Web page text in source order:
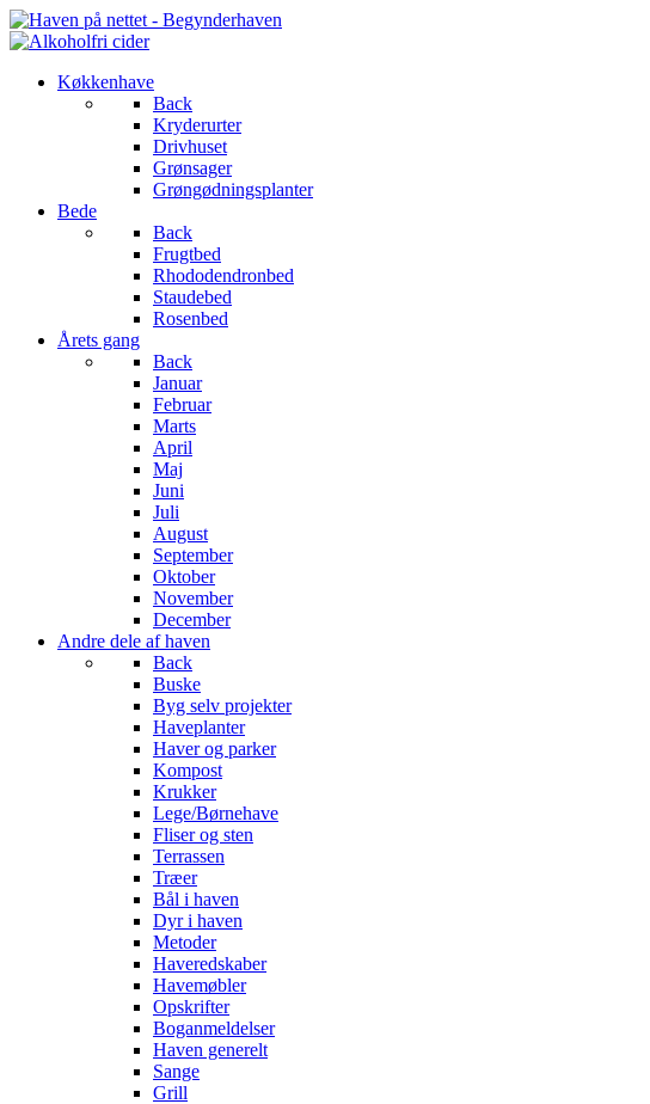
Køkkenhave
Back
Kryderurter
Drivhuset
Grønsager
Grøngødningsplanter
Bede
Back
Frugtbed
Rhododendronbed
Staudebed
Rosenbed
Årets gang
Back
Januar
Februar
Marts
April
Maj
Juni
Juli
August
September
Oktober
November
December
Andre dele af haven
Back
Buske
Byg selv projekter
Haveplanter
Haver og parker
Kompost
Krukker
Lege/Børnehave
Fliser og sten
Terrassen
Træer
Bål i haven
Dyr i haven
Metoder
Haveredskaber
Havemøbler
Opskrifter
Boganmeldelser
Haven generelt
Sange
Grill